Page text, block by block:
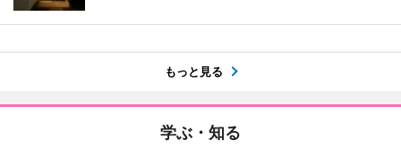
もっと見る
学ぶ・知る